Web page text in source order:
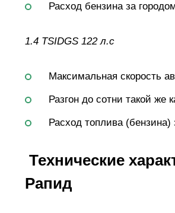
Расход бензина за
1.4 TSIDGS 122 л.с
Максимальная скорость
Разгон до сотни такой же
Расход топлива
Технические
Рапид